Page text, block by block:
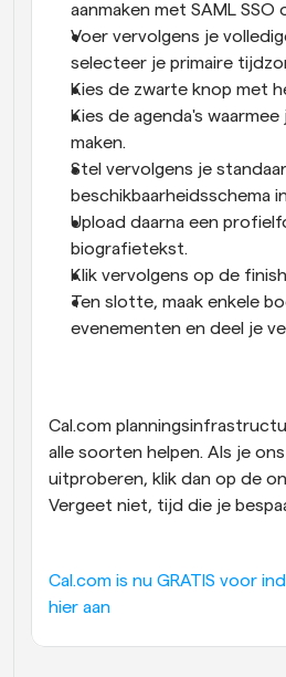
aanmaken met SAML SSO
Voer vervolgens je
selecteer je primaire
Kies de zwarte knop met
Kies de agenda's
maken.
Stel vervolgens je
beschikbaarheidsschema
Upload daarna een
biografietekst.
Klik vervolgens op de
Ten slotte, maak enkele
evenementen en deel je
Cal.com
alle soorten helpen. Als je
uitproberen, klik dan op de
Vergeet niet, tijd die je
Cal.com is nu GRATIS voor
hier aan